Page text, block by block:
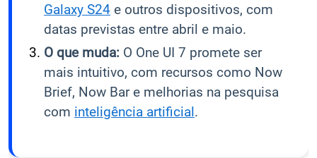
Galaxy S24 e outros dispositivos, com
datas previstas entre abril e maio.
O que muda: O One UI 7 promete ser
mais intuitivo, com recursos como Now
Brief, Now Bar e melhorias na pesquisa
com inteligência artificial.